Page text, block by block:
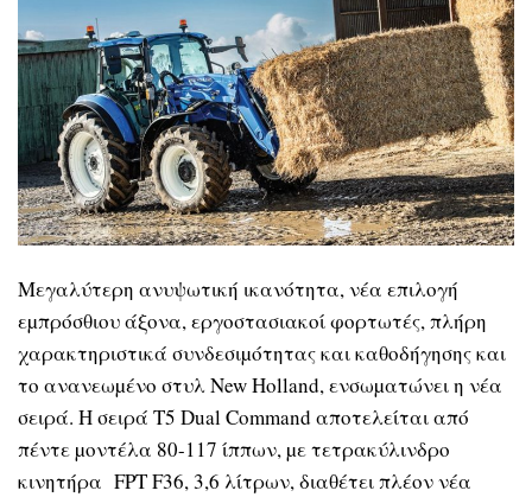
Μεγαλύτερη ανυψωτική ικανότητα, νέα επιλογή
εµπρόσθιου άξονα, εργοστασιακοί φορτωτές, πλήρη
χαρακτηριστικά συνδεσιµότητας και καθοδήγησης και
το ανανεωµένο στυλ New Holland, ενσωµατώνει η νέα
σειρά. Η σειρά T5 Dual Command αποτελείται από
πέντε µοντέλα 80-117 ίππων, µε τετρακύλινδρο
κινητήρα FPT F36, 3,6 λίτρων, διαθέτει πλέον νέα